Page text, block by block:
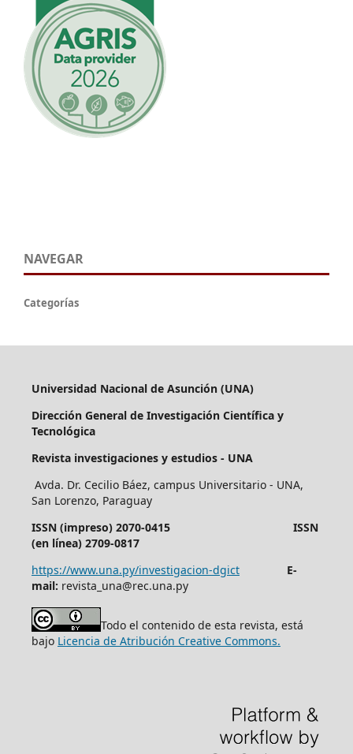
NAVEGAR
Categorías
Universidad Nacional de Asunción (UNA)
Dirección General de Investigación Científica y
Tecnológica
Revista investigaciones y estudios - UNA
Avda. Dr. Cecilio Báez, campus Universitario - UNA,
San Lorenzo, Paraguay
ISSN (impreso) 2070-0415 ISSN
(en línea) 2709-0817
https://www.una.py/investigacion-dgict
E-
mail: revista_una@rec.una.py
Todo el contenido de esta revista, está
bajo Licencia de Atribución Creative Commons.